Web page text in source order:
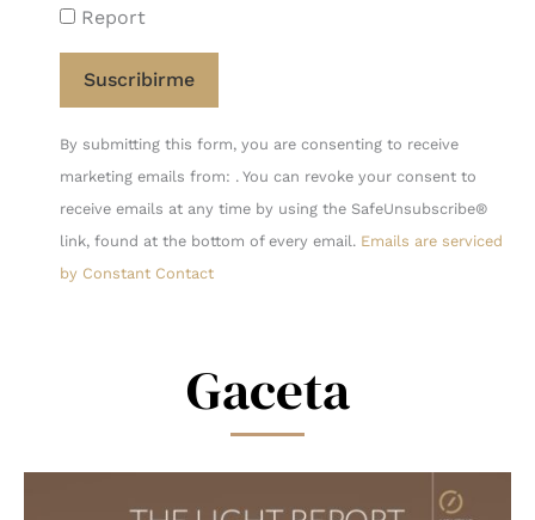
Report
Constant
Contact
Use.
Please
leave
By submitting this form, you are consenting to receive
marketing emails from: . You can revoke your consent to
receive emails at any time by using the SafeUnsubscribe®
link, found at the bottom of every email. Emails are serviced
by Constant Contact
Gaceta